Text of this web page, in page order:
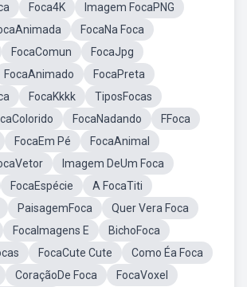
Foca4K
Imagem FocaPNG
FocaNa Foca
FocaComun
FocaJpg
FocaAnimado
FocaPreta
FocaKkkk
TiposFocas
FocaNadando
FFoca
FocaEm Pé
FocaAnimal
Imagem DeUm Foca
FocaEspécie
A FocaTiti
PaisagemFoca
Quer Vera Foca
FocaImagens E
BichoFoca
FocaCute Cute
Como Éa Foca
CoraçãoDe Foca
FocaVoxel